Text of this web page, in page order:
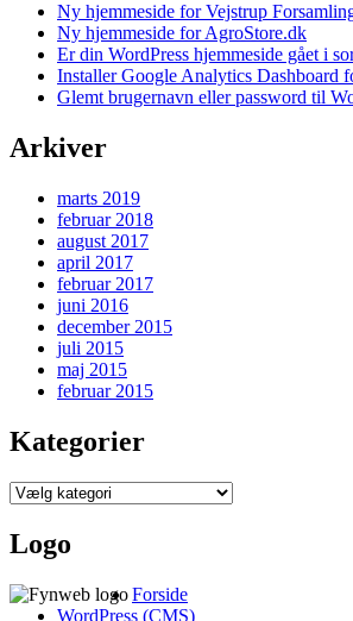
Ny hjemmeside for Vejstrup
Ny hjemmeside for AgroStore.dk
Er din WordPress hjemmeside gået i
Installer Google Analytics Dashboard
Glemt brugernavn eller password til
Arkiver
marts 2019
februar 2018
august 2017
april 2017
februar 2017
juni 2016
december 2015
juli 2015
maj 2015
februar 2015
Kategorier
Kategorier
Logo
Forside
WordPress (CMS)